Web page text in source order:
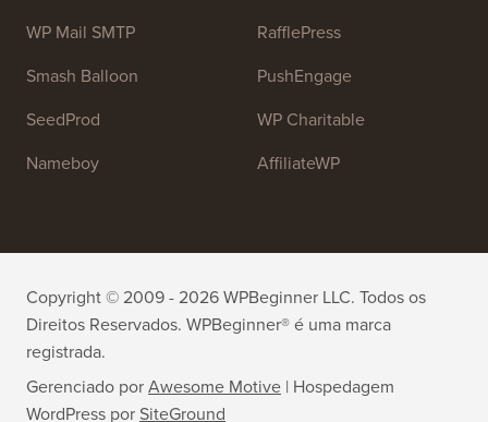
WP Mail SMTP
Smash Balloon
SeedProd
Nameboy
RafflePress
PushEngage
WP Charitable
AffiliateWP
Copyright © 2009 - 2026 WPBeginner LLC. Todos os
Direitos Reservados. WPBeginner® é uma marca
registrada.
Gerenciado porAwesome Motive | Hospedagem
WordPress porSiteGround